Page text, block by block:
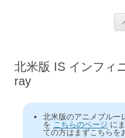
北米版 IS インフィ
ray
北米版のアニメブルー
を こちらのページ に
ての方はまずこちらを